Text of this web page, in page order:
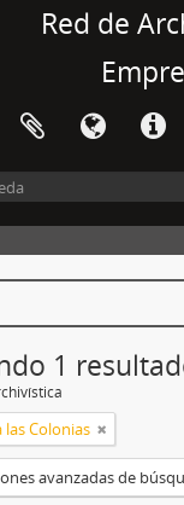
Red de
1
las Colonias
avanzadas de